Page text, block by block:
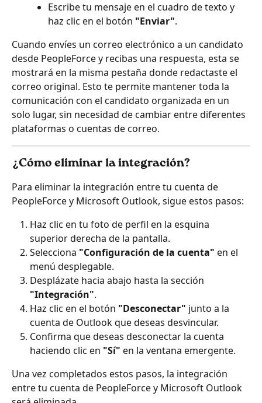
Escribe tu mensaje en el cuadro de texto y
haz clic en el botón "Enviar".
Cuando envíes un correo electrónico a un candidato
desde PeopleForce y recibas una respuesta, esta se
mostrará en la misma pestaña donde redactaste el
correo original. Esto te permite mantener toda la
comunicación con el candidato organizada en un
solo lugar, sin necesidad de cambiar entre diferentes
plataformas o cuentas de correo.
¿Cómo eliminar la integración?
Para eliminar la integración entre tu cuenta de
PeopleForce y Microsoft Outlook, sigue estos pasos:
Haz clic en tu foto de perfil en la esquina
superior derecha de la pantalla.
Selecciona "Configuración de la cuenta" en el
menú desplegable.
Desplázate hacia abajo hasta la sección
"Integración".
Haz clic en el botón "Desconectar" junto a la
cuenta de Outlook que deseas desvincular.
Confirma que deseas desconectar la cuenta
haciendo clic en "Sí" en la ventana emergente.
Una vez completados estos pasos, la integración
entre tu cuenta de PeopleForce y Microsoft Outlook